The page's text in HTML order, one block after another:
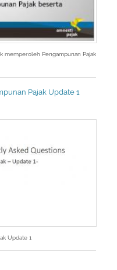
memperoleh Pengampunan Pajak
Pajak Update 1
Update 1